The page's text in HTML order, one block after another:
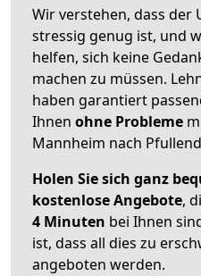
Wir verstehen, dass der
stressig genug ist, und
helfen, sich keine
machen zu müssen.
haben garantiert
Ihnen ohne Probleme
Mannheim nach
Holen Sie sich ganz
kostenlose Angebote,
4 Minuten bei Ihnen
ist, dass all dies zu
angeboten werden.